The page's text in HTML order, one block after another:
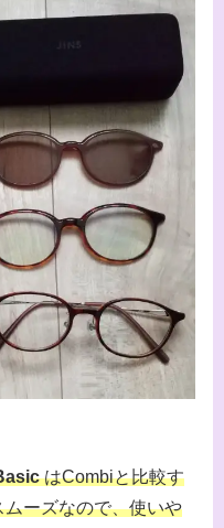
はCombiと比較す
ーズなので、使いや